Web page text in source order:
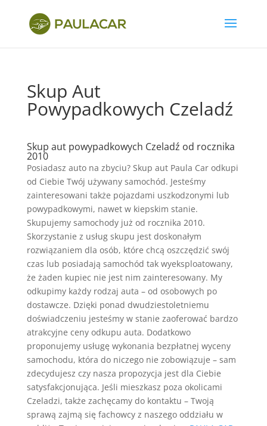
Skup Aut
Powypadkowych Czeladź
Skup aut powypadkowych Czeladź od rocznika
2010
Posiadasz auto na zbyciu? Skup aut Paula Car odkupi
od Ciebie Twój używany samochód. Jesteśmy
zainteresowani także pojazdami uszkodzonymi lub
powypadkowymi, nawet w kiepskim stanie.
Skupujemy samochody już od rocznika 2010.
Skorzystanie z usług skupu jest doskonałym
rozwiązaniem dla osób, które chcą oszczędzić swój
czas lub posiadają samochód tak wyeksploatowany,
że żaden kupiec nie jest nim zainteresowany. My
odkupimy każdy rodzaj auta – od osobowych po
dostawcze. Dzięki ponad dwudziestoletniemu
doświadczeniu jesteśmy w stanie zaoferować bardzo
atrakcyjne ceny odkupu auta. Dodatkowo
proponujemy usługę wykonania bezpłatnej wyceny
samochodu, która do niczego nie zobowiązuje – sam
zdecydujesz czy nasza propozycja jest dla Ciebie
satysfakcjonująca. Jeśli mieszkasz poza okolicami
Czeladzi, także zachęcamy do kontaktu – Twoją
sprawą zajmą się fachowcy z naszego oddziału w